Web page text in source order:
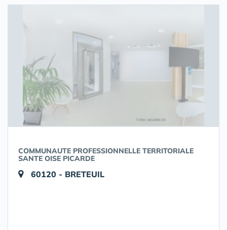
COMMUNAUTE PROFESSIONNELLE TERRITORIALE
SANTE OISE PICARDE
60120 - BRETEUIL